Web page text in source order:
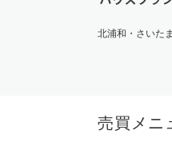
北浦和・さいた
売買メニ